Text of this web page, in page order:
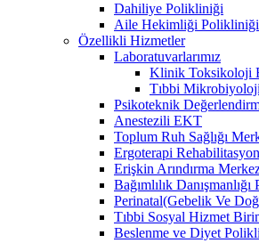
Dahiliye Polikliniği
Aile Hekimliği Polikliniği
Özellikli Hizmetler
Laboratuvarlarımız
Klinik Toksikoloji
Tıbbi
Psikoteknik
Anestezili EKT
Toplum Ruh Sağlığı
Ergoterapi
Erişkin Arındırma
Bağımlılık
Perinatal(Gebelik Ve
Tıbbi Sosyal Hizmet
Beslenme ve Diyet